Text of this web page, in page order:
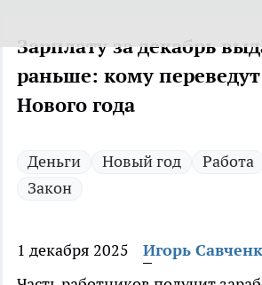
Зарплату за декабрь
раньше: кому
Нового года
Деньги Новый год Работа
Закон
1 декабря 2025
Игорь